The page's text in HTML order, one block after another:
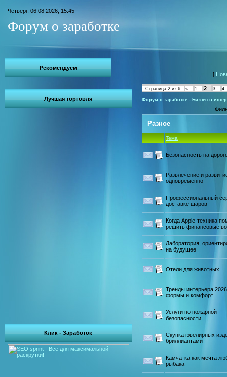
Четверг, 06.08.2026, 15:45
Форум о заработке
Рекомендуем
Лучшая торговля
Клик - Заработок
[
Страница 2 из 6 « 1 2 3 4
Форум о заработке - Бизнес в
Разное
Тема
Безопасность на
Развлечение и
одновременно
Профессиональный
доставке шаров
Когда Apple-техника
решить финансовые
Лаборатория,
на будущее
Отели для животных
Тренды интерьера
формы и комфорт
Услуги по пожарной
безопасности
Скупка ювелирных
бриллиантами
Камчатка как мечта
рыбака